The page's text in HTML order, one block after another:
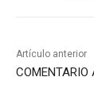
Artículo anterior
COMENTARIO